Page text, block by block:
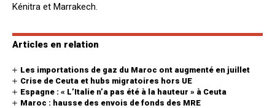
Kénitra et Marrakech.
Articles en relation
Les importations de gaz du Maroc ont augmenté en juillet
Crise de Ceuta et hubs migratoires hors UE
Espagne : « L’Italie n’a pas été à la hauteur » à Ceuta
Maroc : hausse des envois de fonds des MRE